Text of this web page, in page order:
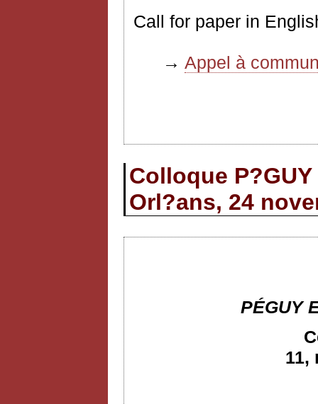
Call for paper in
→ Appel à
Colloque P?GUY
Orl?ans, 24
PÉGUY
11,